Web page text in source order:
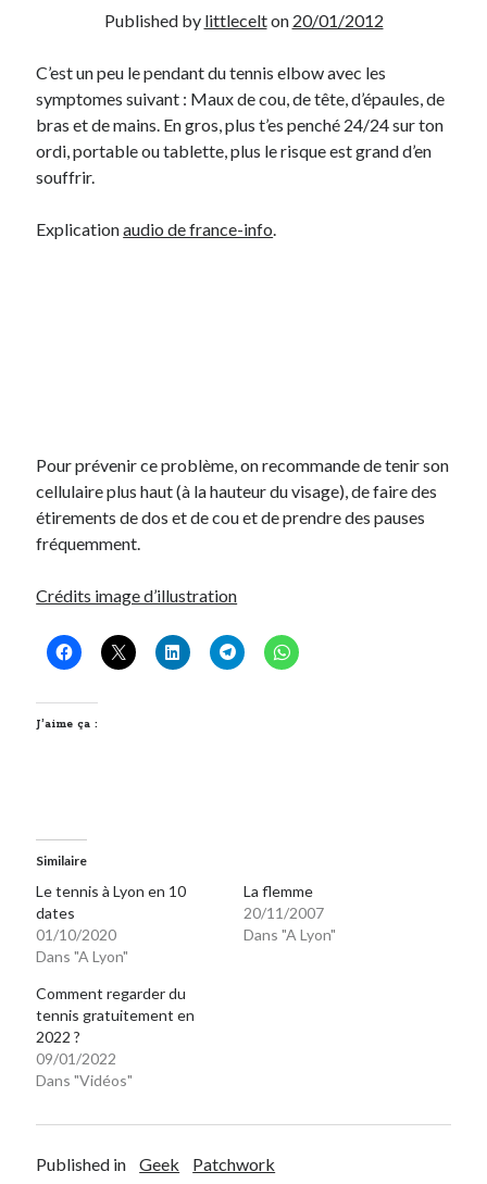
Entretien ménagerdans T’as vu quoi ? #52
JFdansC’était pas mieux avant… à Lyon
littleceltdansComment j’ai opéré ma vélorution toute personnelle
Anthonydans
personnelle
On parle de quoi ?
Bon plan du dimanche
Coup de coeur
Daddy
Lyon à Livre Ouvert
Mini-monsieur
Non classé
Parole de Follower
Patchwork
Post inutile
Proust
Sorties cuculturelles
Vidéos
Published by littlecelton 20/01/2012
C’est un peu le pendant du tennis elbow avec les
symptomes suivant : Maux de cou, de tête, d’épaules, de
bras et de mains. En gros, plus t’es penché 24/24 sur ton
ordi, portable ou tablette, plus le risque est grand d’en
souffrir.
Explicationaudio de france-info.
Pour prévenir ce problème, on recommande de tenir son
cellulaire plus haut (à la hauteur du visage), de faire des
étirements de dos et de cou et de prendre des pauses
fréquemment.
Crédits image d’illustration
J’aime ça :
Similaire
Le tennis à Lyon en 10
dates
01/10/2020
Dans "A Lyon"
La flemme
20/11/2007
Dans "A Lyon"
Comment regarder du
tennis gratuitement en
2022 ?
09/01/2022
Dans "Vidéos"
Published in Geek Patchwork